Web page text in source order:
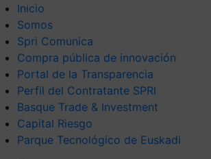
Inicio
Somos
Spri Comunica
Compra pública de innovación
Portal de la Transparencia
Perfil del Contratante SPRI
Basque Trade & Investment
Capital Riesgo
Parque Tecnológico de Euskadi